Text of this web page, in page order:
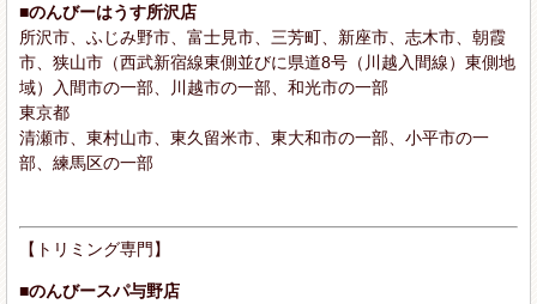
■のんびーはうす所沢店
所沢市、ふじみ野市、富士見市、三芳町、新座市、志木市、朝霞
市、狭山市（西武新宿線東側並びに県道8号（川越入間線）東側地
域）入間市の一部、川越市の一部、和光市の一部
東京都
清瀬市、東村山市、東久留米市、東大和市の一部、小平市の一
部、練馬区の一部
【トリミング専門】
■のんびースパ与野店